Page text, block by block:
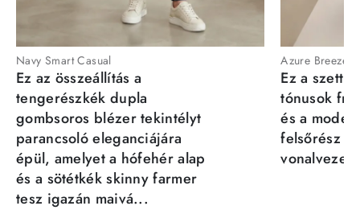
Navy Smart Casual
Ez az összeállítás a
tengerészkék dupla
gombsoros blézer tekintélyt
parancsoló eleganciájára
épül, amelyet a hófehér alap
és a sötétkék skinny farmer
tesz igazán maivá...
Azure Breeze
Ez a szett
tónusok
és a
felsőrész